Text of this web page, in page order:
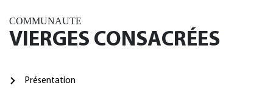
COMMUNAUTE
VIERGES CONSACRÉES
Présentation